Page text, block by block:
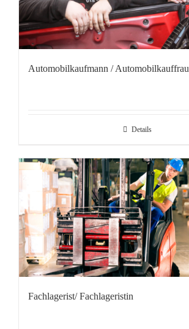
Automobilkaufmann / Automobilkauffrau
Details
Fachlagerist/ Fachlageristin